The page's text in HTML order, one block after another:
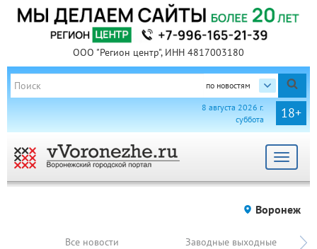
ООО "Регион центр", ИНН 4817003180
по новостям
18+
8 августа 2026 г.
суббота
Toggle
Воронеж
Все новости Заводные выходные